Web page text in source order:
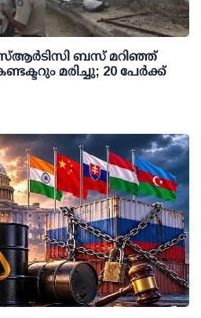
ബസ് മറിഞ്ഞ്
മരിച്ചു; 20 പേര്‍ക്ക്